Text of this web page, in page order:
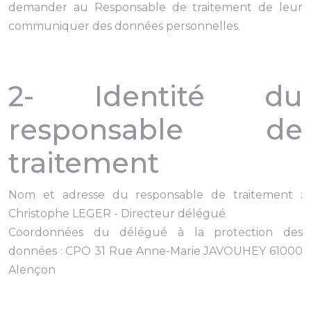
demander au Responsable de traitement de leur
communiquer des données personnelles.
2- Identité du
responsable de
traitement
Nom et adresse du responsable de traitement :
Christophe LEGER - Directeur délégué
Coordonnées du délégué à la protection des
données : CPO 31 Rue Anne-Marie JAVOUHEY 61000
Alençon